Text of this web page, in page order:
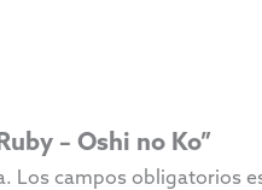
– Oshi no Ko”
Los campos obligatorios